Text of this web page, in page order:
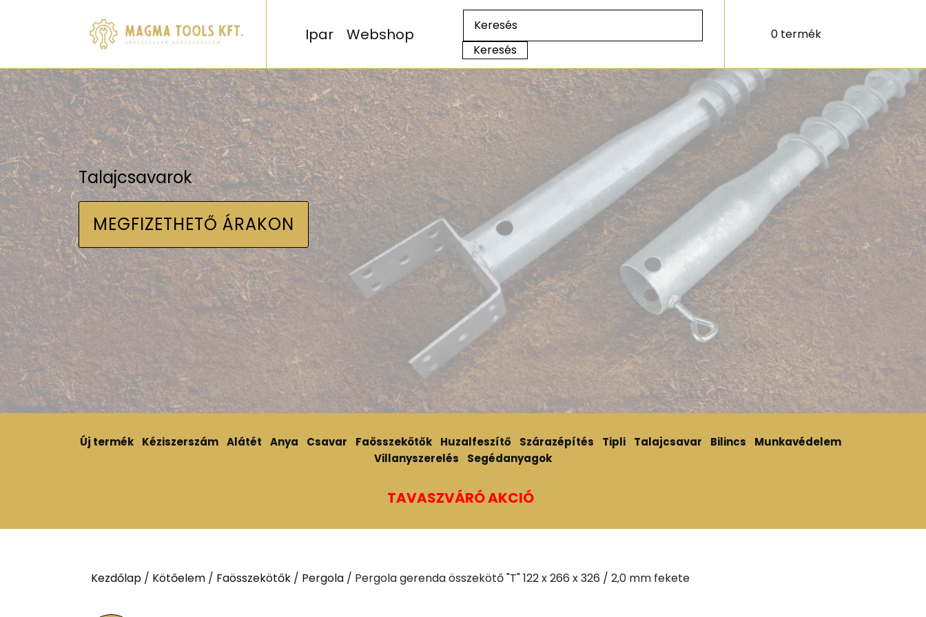
Ipar Webshop 0 termék
Talajcsavarok
MEGFIZETHETŐ ÁRAKON
Új termék Kéziszerszám Alátét Anya Csavar Faösszekötők Huzalfeszítő Szárazépítés Tipli Talajcsavar Bilincs
Munkavédelem
Villanyszerelés
Segédanyagok
TAVASZVÁRÓ AKCIÓ
Kezdőlap / Kötőelem / Faösszekötők / Pergola / Pergola gerenda összekötő "T" 122 x 266 x 326 / 2,0 mm fekete